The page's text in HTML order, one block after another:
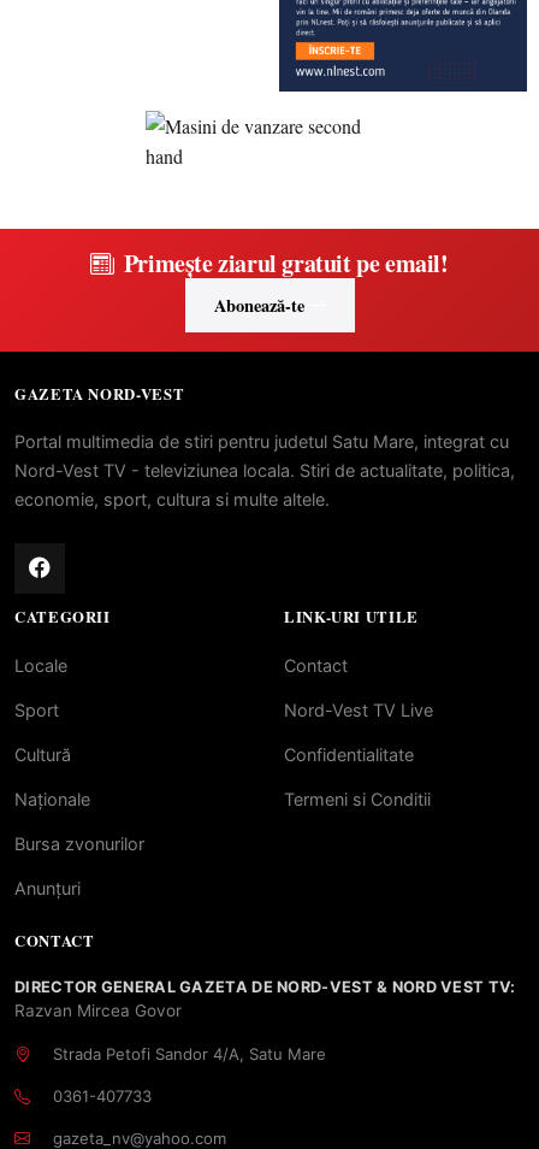
Primește ziarul gratuit pe email!
Abonează-te
GAZETA NORD-VEST
Portal multimedia de stiri pentru judetul Satu Mare, integrat cu
Nord-Vest TV - televiziunea locala. Stiri de actualitate, politica,
economie, sport, cultura si multe altele.
CATEGORII
Locale
Sport
Cultură
Naționale
Bursa zvonurilor
Anunțuri
LINK-URI UTILE
Contact
Nord-Vest TV Live
Confidentialitate
Termeni si Conditii
CONTACT
DIRECTOR GENERAL GAZETA DE NORD-VEST & NORD VEST TV:
Razvan Mircea Govor
Strada Petofi Sandor 4/A, Satu Mare
0361-407733
gazeta_nv@yahoo.com